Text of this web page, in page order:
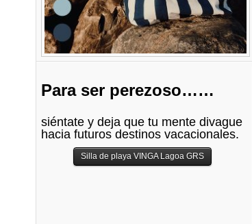
Para ser perezoso……
siéntate y deja que tu mente divague
hacia futuros destinos vacacionales.
Silla de playa VINGA Lagoa GRS